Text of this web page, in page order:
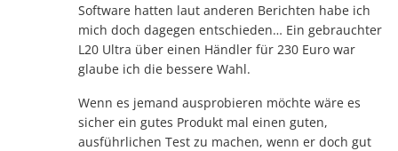
Software hatten laut anderen Berichten habe ich
mich doch dagegen entschieden… Ein gebrauchter
L20 Ultra über einen Händler für 230 Euro war
glaube ich die bessere Wahl.
Wenn es jemand ausprobieren möchte wäre es
sicher ein gutes Produkt mal einen guten,
ausführlichen Test zu machen, wenn er doch gut